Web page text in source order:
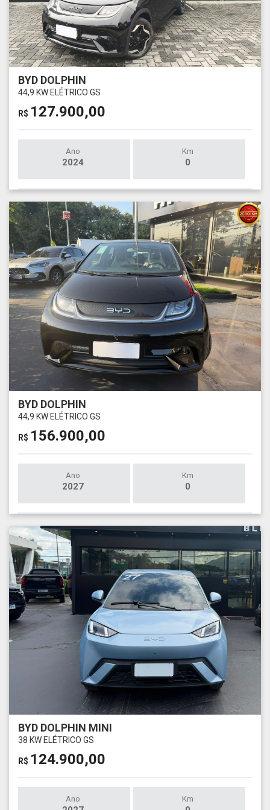
BYD DOLPHIN
44,9 KW ELÉTRICO GS
R$ 127.900,00
Ano
2024
Km
0
BYD DOLPHIN
44,9 KW ELÉTRICO GS
R$ 156.900,00
Ano
2027
Km
0
BYD DOLPHIN MINI
38 KW ELÉTRICO GS
R$ 124.900,00
Ano Km